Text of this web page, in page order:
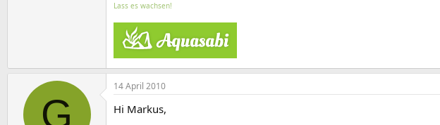
Lass es wachsen!
G
14 April 2010
Hi Markus,